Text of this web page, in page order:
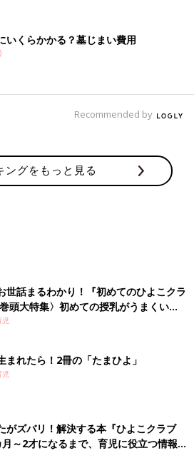
いくらかかる？墓じまい費用
Recommended by
ングをもっと見る
世話まるわかり！『初めてのひよこクラ
頭大特集〉初めての授乳がうまくい
・ミルクの基本と夏のトラブル 解決テ
児
まれたら！2冊の「たまひよ」
児
がズバリ！解決する本『ひよこクラブ
～2才になるまで、育児に役立つ情報が